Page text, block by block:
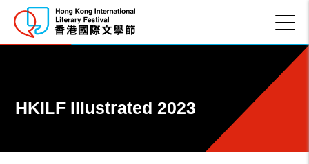
HKILF Illustrated 2023